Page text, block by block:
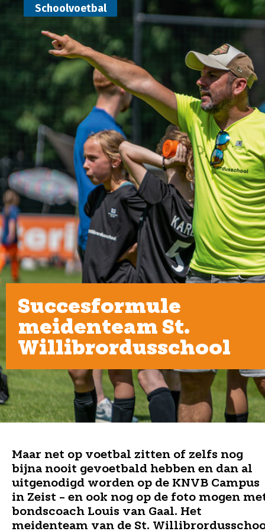
Schoolvoetbal
Succesformule
meidenteam St.
Willibrordusschool
Maar net op voetbal zitten of zelfs nog
bijna nooit gevoetbald hebben en dan al
uitgenodigd worden op de KNVB Campus
in Zeist – en ook nog op de foto mogen
bondscoach Louis van Gaal. Het
meidenteam van de St.